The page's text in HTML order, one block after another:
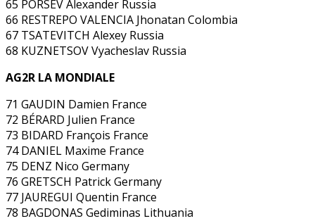
65 PORSEV Alexander Russia
66 RESTREPO VALENCIA Jhonatan Colombia
67 TSATEVITCH Alexey Russia
68 KUZNETSOV Vyacheslav Russia
AG2R LA MONDIALE
71 GAUDIN Damien France
72 BÉRARD Julien France
73 BIDARD François France
74 DANIEL Maxime France
75 DENZ Nico Germany
76 GRETSCH Patrick Germany
77 JAUREGUI Quentin France
78 BAGDONAS Gediminas Lithuania